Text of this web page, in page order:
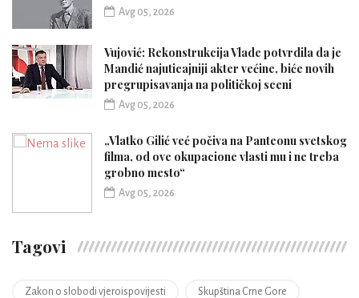
Avg 05, 2026
Vujović: Rekonstrukcija Vlade potvrdila da je
Mandić najuticajniji akter većine, biće novih
pregrupisavanja na političkoj sceni
Avg 05, 2026
„Vlatko Gilić već počiva na Panteonu svetskog
filma, od ove okupacione vlasti mu i ne treba
grobno mesto“
Avg 05, 2026
Tagovi
Zakon o slobodi vjeroispovijesti Skupština Crne Gore